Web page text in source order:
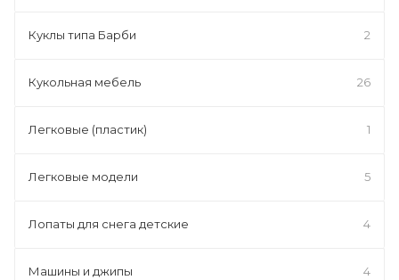
Куклы типа Барби 2
Кукольная мебель 26
Легковые (пластик) 1
Легковые модели 5
Лопаты для снега детские 4
Машины и джипы 4